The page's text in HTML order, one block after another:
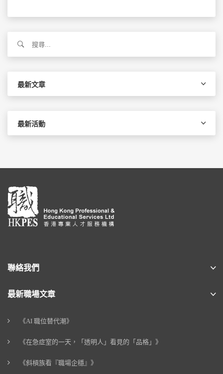
關
最新文章
最新活動
聯絡我們
最新職場文章
《AI 職位替代潮》
《在急症室的一天，「透明人」看見的「品格」》
《斜槓族看『職場企穩』》